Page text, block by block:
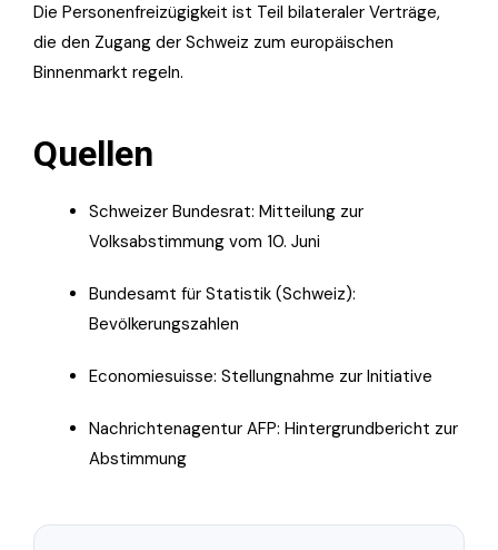
Die Personenfreizügigkeit ist Teil bilateraler Verträge,
die den Zugang der Schweiz zum europäischen
Binnenmarkt regeln.
Quellen
Schweizer Bundesrat: Mitteilung zur
Volksabstimmung vom 10. Juni
Bundesamt für Statistik (Schweiz):
Bevölkerungszahlen
Economiesuisse: Stellungnahme zur Initiative
Nachrichtenagentur AFP: Hintergrundbericht zur
Abstimmung